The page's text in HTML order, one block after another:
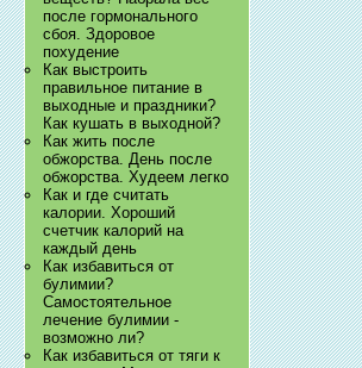
после гормонального
сбоя. Здоровое
похудение
Как выстроить
правильное питание в
выходные и праздники?
Как кушать в выходной?
Как жить после
обжорства. День после
обжорства. Худеем легко
Как и где считать
калории. Хороший
счетчик калорий на
каждый день
Как избавиться от
булимии?
Самостоятельное
лечение булимии -
возможно ли?
Как избавиться от тяги к